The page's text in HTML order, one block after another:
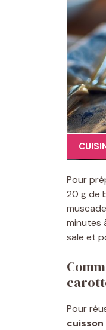
Pour
20 g de
minutes
sale et
Pour
cuisson